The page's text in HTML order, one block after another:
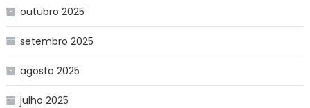
outubro 2025
setembro 2025
agosto 2025
julho 2025